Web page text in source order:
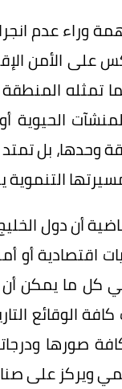
وراء عدم
على الأمن
تمثله
الحيوية
وحدها، بل
التنموية
أن دول
اقتصادية
كل ما يمكن
كافة الوقائع
صورها
ويركز على